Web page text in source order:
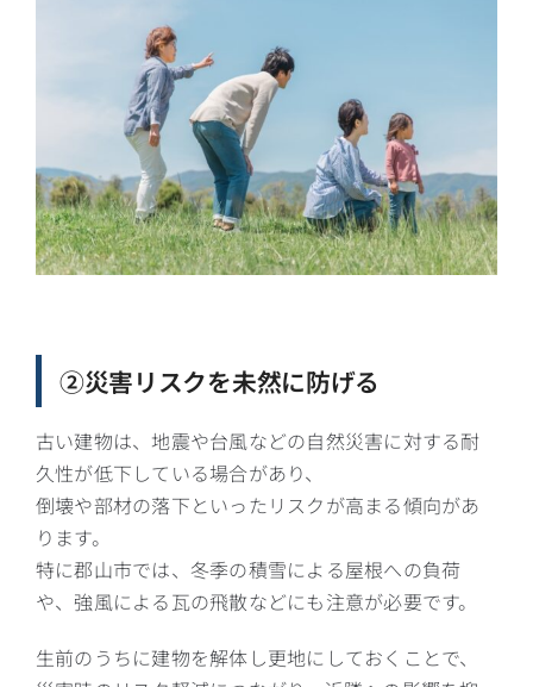
②災害リスクを未然に防げる
古い建物は、地震や台風などの自然災害に対する耐
久性が低下している場合があり、
倒壊や部材の落下といったリスクが高まる傾向があ
ります。
特に郡山市では、冬季の積雪による屋根への負荷
や、強風による瓦の飛散などにも注意が必要です。
生前のうちに建物を解体し更地にしておくことで、